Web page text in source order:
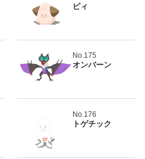
ピィ
No.175
オンバーン
No.176
トゲチック